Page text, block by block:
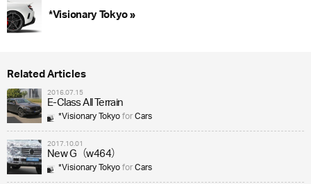
*Visionary Tokyo »
Related Articles
2016.07.15
E-Class All Terrain
*Visionary TokyoforCars
2017.10.01
New G（w464）
*Visionary TokyoforCars